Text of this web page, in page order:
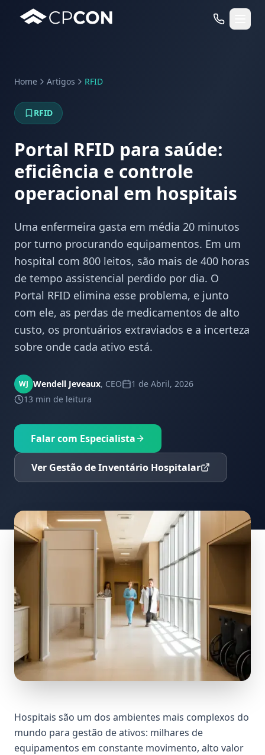
Serviços
Casos de Uso RFID
WhatsApp Fale Conosco
Home Artigos RFID
RFID
Portal RFID para saúde:
eficiência e controle
operacional em hospitais
Uma enfermeira gasta em média 20 minutos
por turno procurando equipamentos. Em um
hospital com 800 leitos, são mais de 400 horas
de tempo assistencial perdido por dia. O
Portal RFID elimina esse problema, e junto
com ele, as perdas de medicamentos de alto
custo, os prontuários extraviados e a incerteza
sobre onde cada ativo está.
WJ Wendell Jeveaux, CEO
1 de Abril, 2026
13 min de leitura
Falar com Especialista
Ver Gestão de Inventário Hospitalar
Hospitais são um dos ambientes mais complexos do
mundo para gestão de ativos: milhares de
equipamentos em constante movimento, alto valor